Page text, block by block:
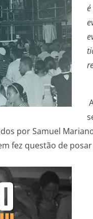
por Samuel
fez questão de